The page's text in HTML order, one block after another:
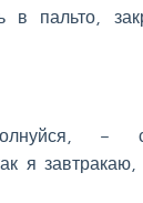
в пальто,
–
я